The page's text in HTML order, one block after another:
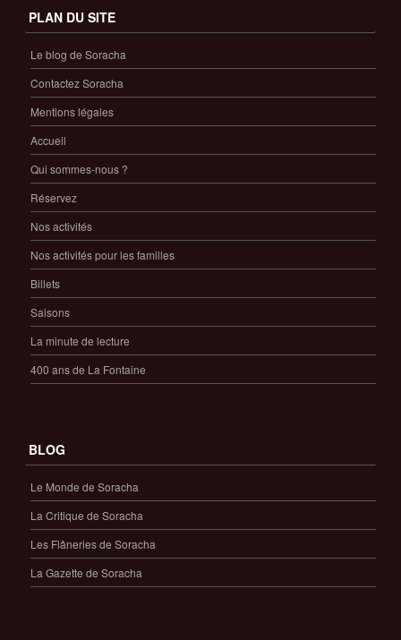
PLAN DU SITE
Le blog de Soracha
Contactez Soracha
Mentions légales
Accueil
Qui sommes-nous ?
Réservez
Nos activités
Nos activités pour les familles
Billets
Saisons
La minute de lecture
400 ans de La Fontaine
BLOG
Le Monde de Soracha
La Critique de Soracha
Les Flâneries de Soracha
La Gazette de Soracha